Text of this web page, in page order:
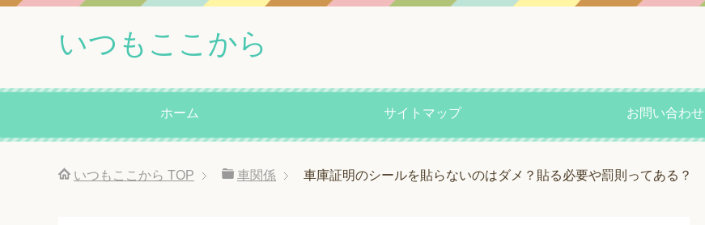
いつもここから
ホーム サイトマップ お問い合わせ
いつもここから TOP 車関係 車庫証明のシールを貼らないのはダメ？貼る必要や罰則ってある？